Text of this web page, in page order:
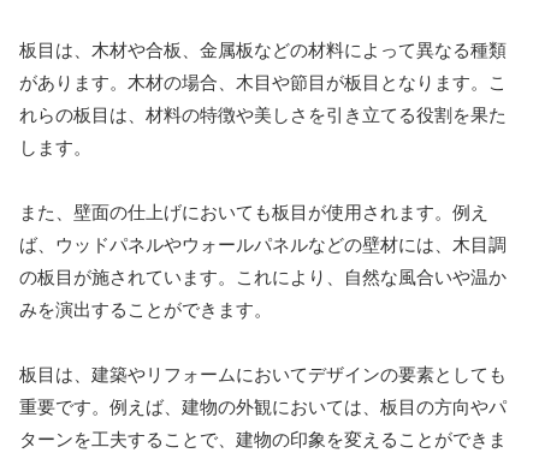
板目は、木材や合板、金属板などの材料によって異なる種類
があります。木材の場合、木目や節目が板目となります。こ
れらの板目は、材料の特徴や美しさを引き立てる役割を果た
します。
また、壁面の仕上げにおいても板目が使用されます。例え
ば、ウッドパネルやウォールパネルなどの壁材には、木目調
の板目が施されています。これにより、自然な風合いや温か
みを演出することができます。
板目は、建築やリフォームにおいてデザインの要素としても
重要です。例えば、建物の外観においては、板目の方向やパ
ターンを工夫することで、建物の印象を変えることができま